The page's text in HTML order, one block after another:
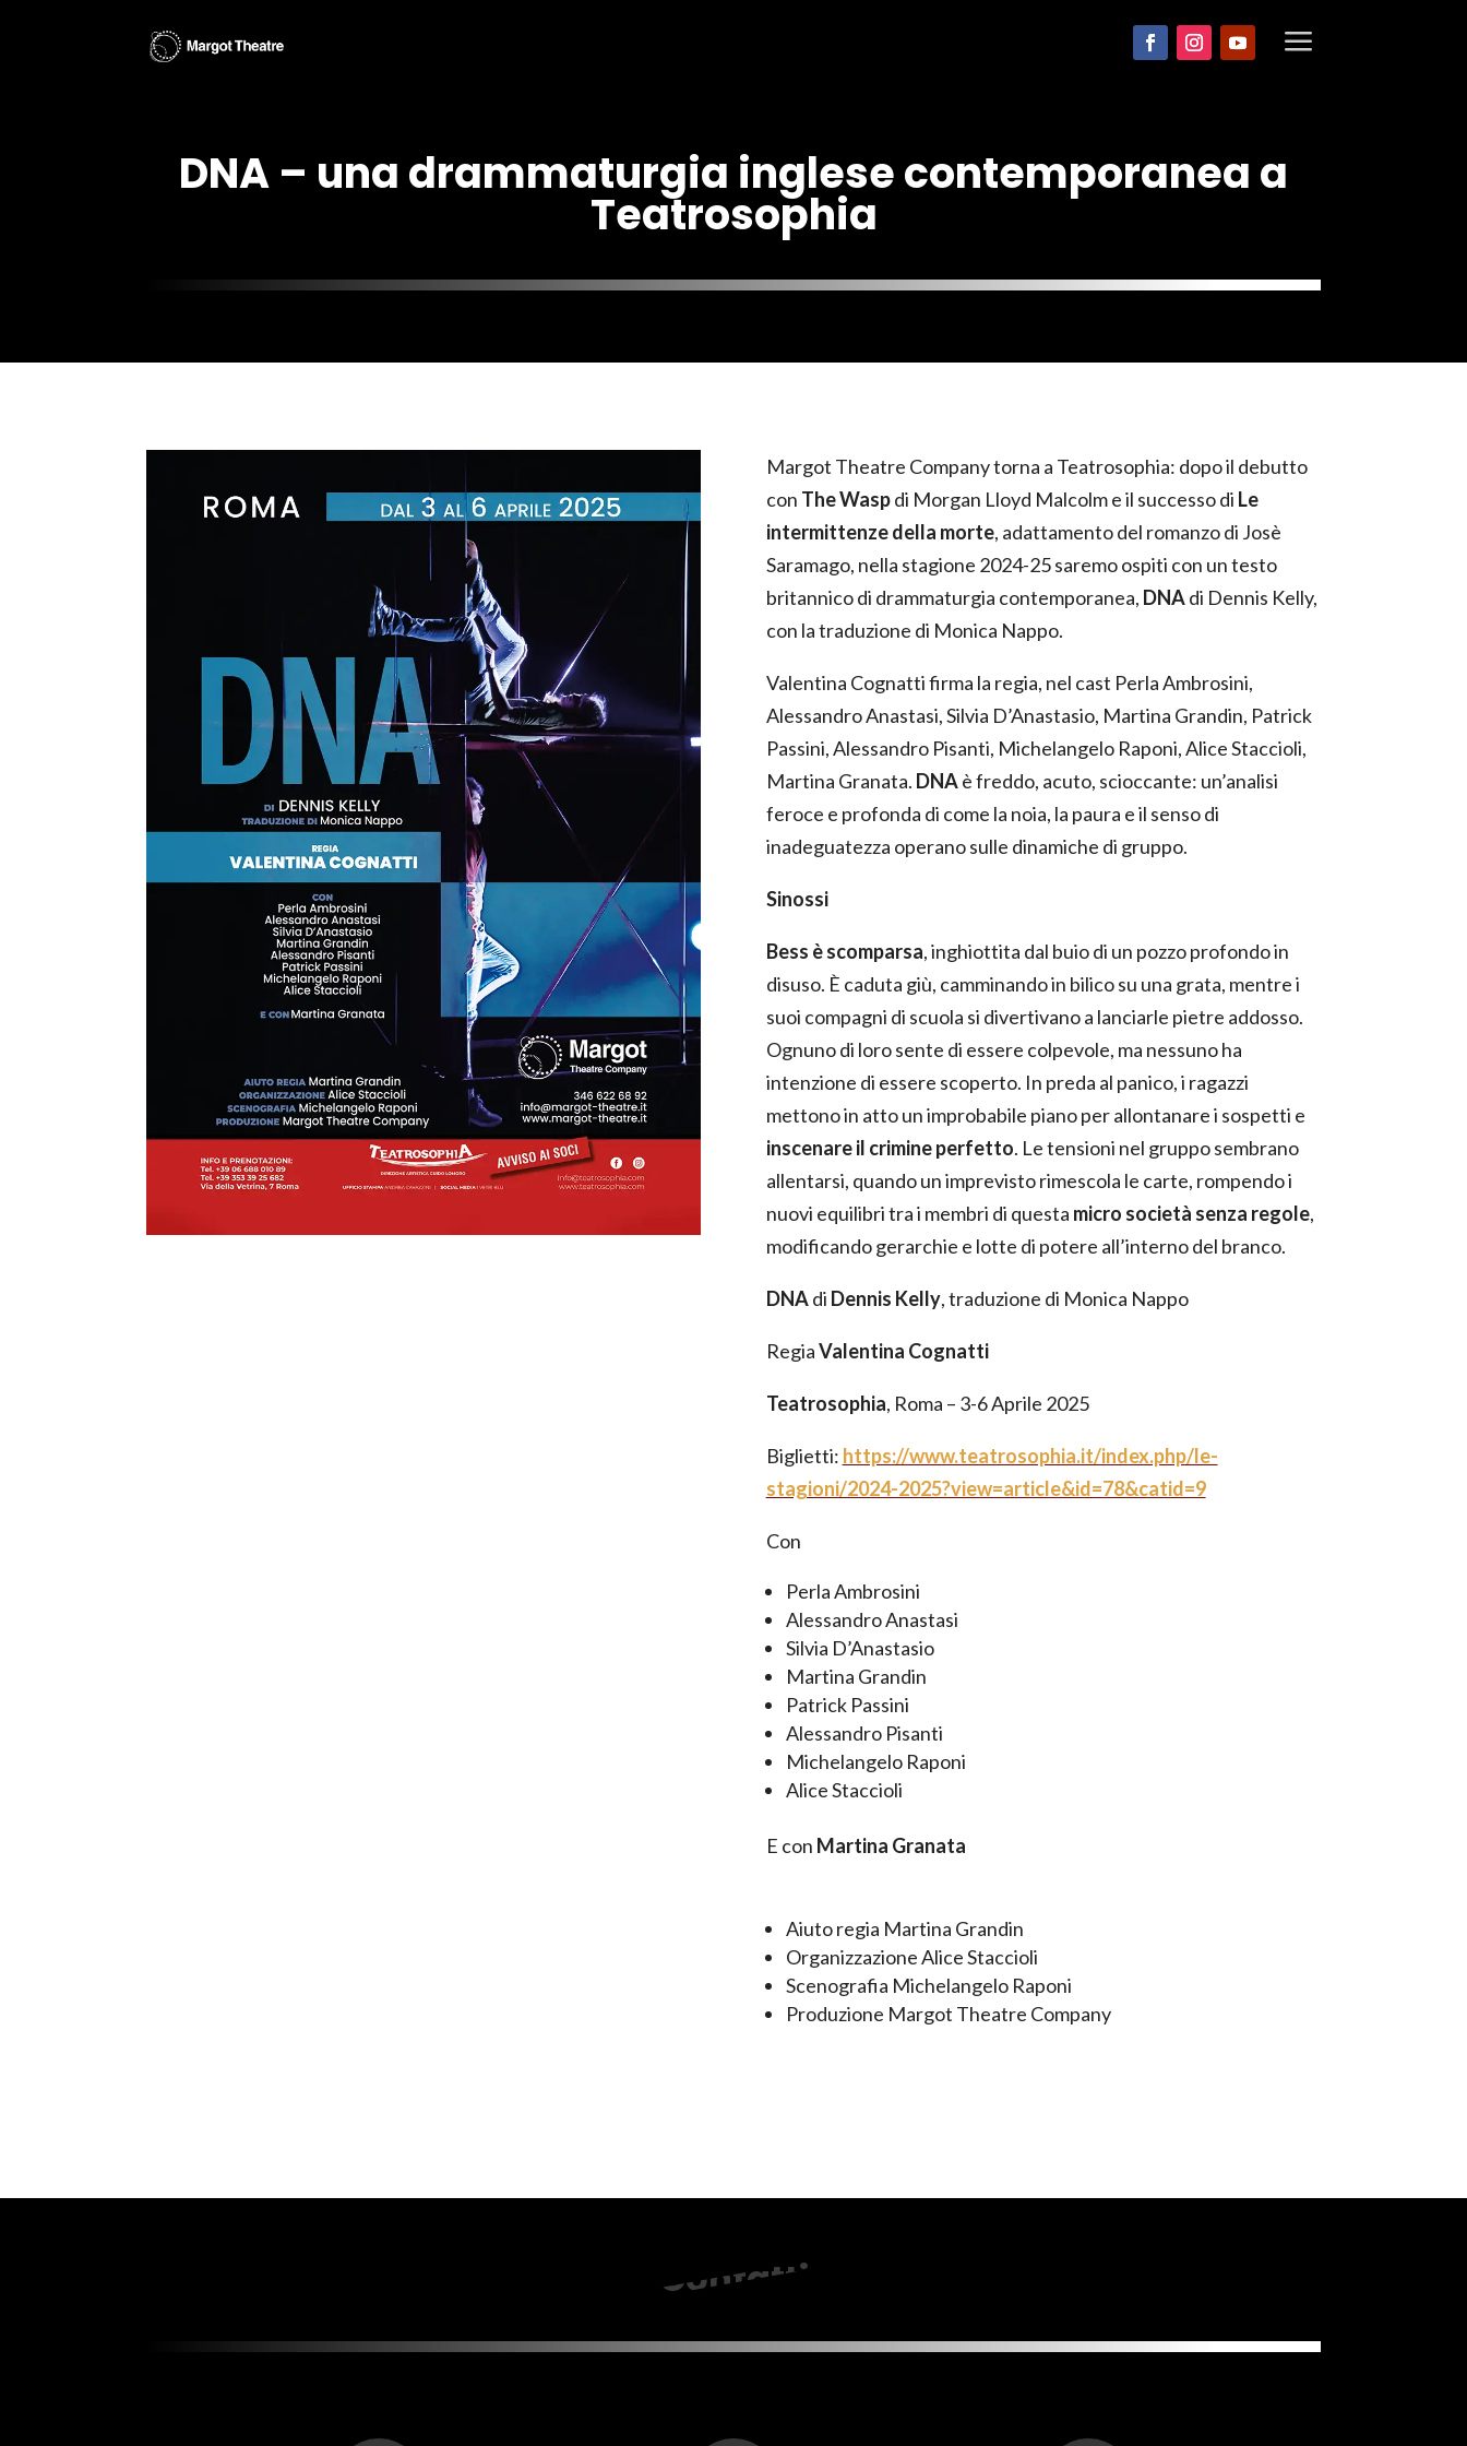
a
DNA – una drammaturgia inglese contemporanea a
Teatrosophia
Margot Theatre Company torna a Teatrosophia: dopo il debutto
con The Waspdi Morgan Lloyd Malcolm e il successo di Le
intermittenze della morte, adattamento del romanzo di Josè
Saramago, nella stagione 2024-25 saremo ospiti con un testo
britannico di drammaturgia contemporanea, DNAdi Dennis Kelly,
con la traduzione di Monica Nappo.
Valentina Cognatti firma la regia, nel cast Perla Ambrosini,
Alessandro Anastasi, Silvia D’Anastasio, Martina Grandin, Patrick
Passini, Alessandro Pisanti, Michelangelo Raponi, Alice Staccioli,
Martina Granata. DNAè freddo, acuto, scioccante: un’analisi
feroce e profonda di come la noia, la paura e il senso di
inadeguatezza operano sulle dinamiche di gruppo.
Sinossi
Bess è scomparsa, inghiottita dal buio di un pozzo profondo in
disuso. È caduta giù, camminando in bilico su una grata, mentre i
suoi compagni di scuola si divertivano a lanciarle pietre addosso.
Ognuno di loro sente di essere colpevole, ma nessuno ha
intenzione di essere scoperto. In preda al panico, i ragazzi
mettono in atto un improbabile piano per allontanare i sospetti e
inscenare il crimine perfetto. Le tensioni nel gruppo sembrano
allentarsi, quando un imprevisto rimescola le carte, rompendo i
nuovi equilibri tra i membri di questa micro società senza regole,
modificando gerarchie e lotte di potere all’interno del branco.
DNAdi Dennis Kelly, traduzione di Monica Nappo
RegiaValentina Cognatti
Teatrosophia, Roma – 3-6 Aprile 2025
Biglietti: https://www.teatrosophia.it/index.php/le-
stagioni/2024-2025?view=article&id=78&catid=9
Con
Perla Ambrosini
Alessandro Anastasi
Silvia D’Anastasio
Martina Grandin
Patrick Passini
Alessandro Pisanti
Michelangelo Raponi
Alice Staccioli
E con Martina Granata
Aiuto regia Martina Grandin
Organizzazione Alice Staccioli
Scenografia Michelangelo Raponi
Produzione Margot Theatre Company
Contatti